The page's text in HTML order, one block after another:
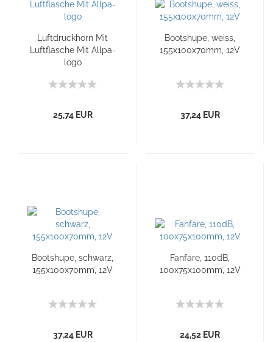
Luftdruckhorn Mit
Luftflasche Mit Allpa-
logo
25,74 EUR
Bootshupe, weiss,
155x100x70mm, 12V
37,24 EUR
Bootshupe, schwarz,
155x100x70mm, 12V
37,24 EUR
Fanfare, 110dB,
100x75x100mm, 12V
24,52 EUR